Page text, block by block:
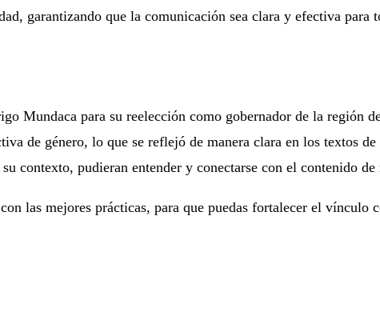
garantizando que la comunicación sea clara y efectiva para
Mundaca para su reelección como gobernador de la región
de género, lo que se reflejó de manera clara en los textos
contexto, pudieran entender y conectarse con el contenido
las mejores prácticas, para que puedas fortalecer el vínculo